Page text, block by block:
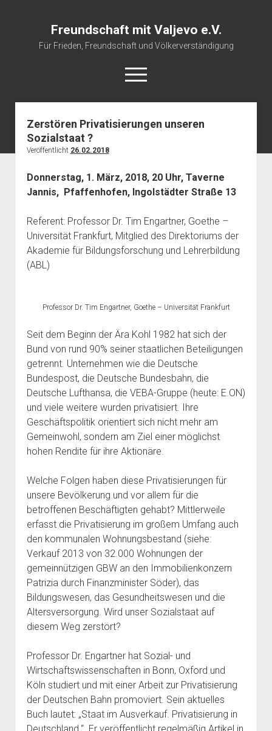
Freundschaft mit Valjevo e.V.
Für Frieden, Freundschaft und Völkerverständigung
open
menu
Startseite
Veranstaltungskalender
Impressum
Zerstören Privatisierungen unseren
Sozialstaat ?
Veröffentlicht 26.02.2018
Donnerstag, 1. März, 2018, 20 Uhr, Taverne
Jannis, Pfaffenhofen, Ingolstädter Straße 13
Referent: Professor Dr. Tim Engartner, Goethe –
Universität Frankfurt, Mitglied des Direktoriums der
Akademie für Bildungsforschung und Lehrerbildung
(ABL)
Professor Dr. Tim Engartner, Goethe – Universität Frankfurt
Seit dem Beginn der Ära Kohl 1982 hat sich der
Bund von rund 90% seiner staatlichen Beteiligungen
getrennt. Unternehmen wie die Deutsche
Bundespost, die Deutsche Bundesbahn, die
Deutsche Lufthansa, die VEBA-Gruppe (heute: E.ON)
und viele weitere wurden privatisiert. Ihre
Geschäftspolitik orientiert sich nicht mehr am
Gemeinwohl, sondern am Ziel einer möglichst
hohen Rendite für ihre Aktionäre.
Welche Folgen haben diese Privatisierungen für
unsere Bevölkerung und vor allem für die
betroffenen Beschäftigten gehabt? Mittlerweile
erfasst die Privatisierung im großem Umfang auch
den kommunalen Wohnungsbestand (siehe:
Verkauf 2013 von 32.000 Wohnungen der
gemeinnützigen GBW an den Immobilienkonzern
Patrizia durch Finanzminister Söder), das
Bildungswesen, das Gesundheitswesen und die
Altersversorgung. Wird unser Sozialstaat auf
diesem Weg zerstört?
Professor Dr. Engartner hat Sozial- und
Wirtschaftswissenschaften in Bonn, Oxford und
Köln studiert und mit einer Arbeit zur Privatisierung
der Deutschen Bahn promoviert. Sein aktuelles
Buch lautet: „Staat im Ausverkauf. Privatisierung in